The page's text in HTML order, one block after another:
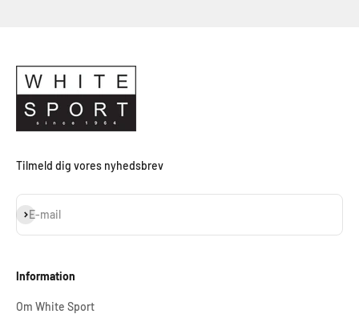
Tilmeld dig vores nyhedsbrev
E-mail
Abonnér
Information
Om White Sport